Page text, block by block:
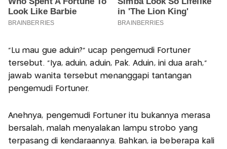
“Lu mau gue aduin?” ucap pengemudi Fortuner
tersebut. “Iya, aduin, aduin, Pak. Aduin, ini dua arah,”
jawab wanita tersebut menanggapi tantangan
pengemudi Fortuner.
Anehnya, pengemudi Fortuner itu bukannya merasa
bersalah, malah menyalakan lampu strobo yang
terpasang di kendaraannya. Bahkan, ia beberapa kali